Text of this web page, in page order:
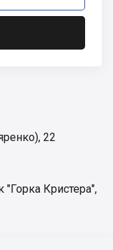
22
"Горка Кристера",